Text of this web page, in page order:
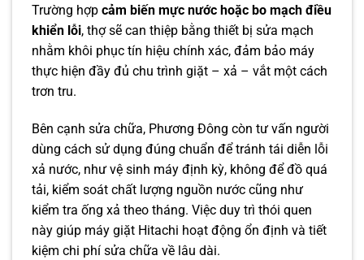
Trường hợp cảm biến mực nước hoặc bo mạch điều
khiển lỗi, thợ sẽ can thiệp bằng thiết bị sửa mạch
nhằm khôi phục tín hiệu chính xác, đảm bảo máy
thực hiện đầy đủ chu trình giặt – xả – vắt một cách
trơn tru.
Bên cạnh sửa chữa, Phương Đông còn tư vấn người
dùng cách sử dụng đúng chuẩn để tránh tái diễn lỗi
xả nước, như vệ sinh máy định kỳ, không để đồ quá
tải, kiểm soát chất lượng nguồn nước cũng như
kiểm tra ống xả theo tháng. Việc duy trì thói quen
này giúp máy giặt Hitachi hoạt động ổn định và tiết
kiệm chi phí sửa chữa về lâu dài.